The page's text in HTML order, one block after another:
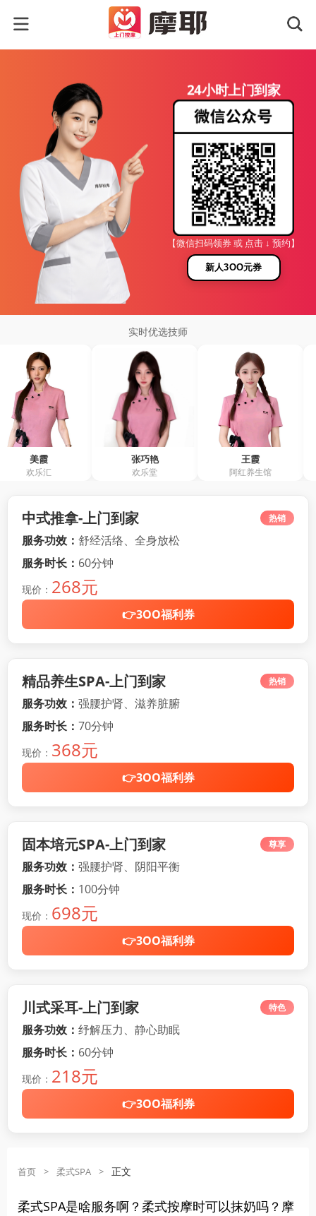
24小时上门到家
【微信扫码领券 或 点击 ↓ 预约】
新人3OO元券
实时优选技师
中式推拿-上门到家 热销
服务功效： 舒经活络、全身放松
服务时长： 60分钟
现价： 268元
👉3OO福利券
精品养生SPA-上门到家 热销
服务功效： 强腰护肾、滋养脏腑
服务时长： 70分钟
现价： 368元
👉3OO福利券
固本培元SPA-上门到家 尊享
服务功效： 强腰护肾、阴阳平衡
服务时长： 100分钟
现价： 698元
👉3OO福利券
川式采耳-上门到家 特色
服务功效： 纾解压力、静心助眠
服务时长： 60分钟
现价： 218元
👉3OO福利券
首页 > 柔式SPA > 正文
柔式SPA是啥服务啊？柔式按摩时可以抹奶吗？摩